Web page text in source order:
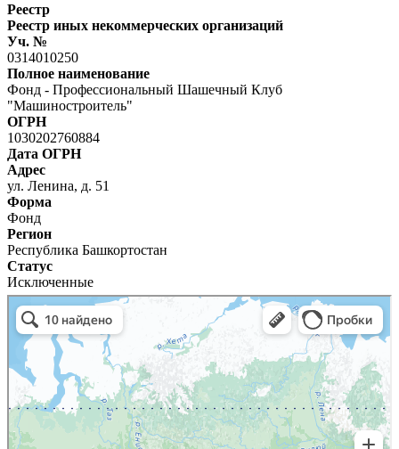
Реестр
Реестр иных некоммерческих организаций
Уч. №
0314010250
Полное наименование
Фонд - Профессиональный Шашечный Клуб
"Машиностроитель"
ОГРН
1030202760884
Дата ОГРН
Адрес
ул. Ленина, д. 51
Форма
Фонд
Регион
Республика Башкортостан
Статус
Исключенные